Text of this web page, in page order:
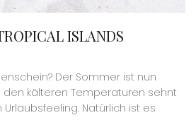
ISLANDS
Der Sommer ist nun
kälteren Temperaturen sehnt
Natürlich ist es